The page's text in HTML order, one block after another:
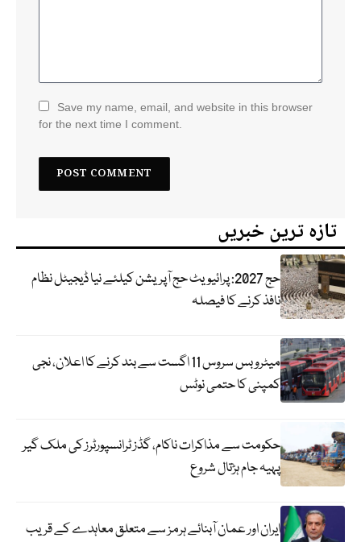
Save my name, email, and website in this browser
for the next time I comment.
تازہ ترین خبریں
حج 2027: پرائیویٹ حج آپریشن کیلئے نیا ڈیجیٹل نظام
نافذ کرنے کا فیصلہ
میٹرو بس سروس 11 اگست سے بند کرنے کا اعلان، نجی
کمپنی کا حتمی نوٹس
حکومت سے مذاکرات ناکام، گڈز ٹرانسپورٹرز کی ملک گیر
پہیہ جام ہڑتال شروع
ایران اور عمان آبنائے ہرمز سے متعلق معاہدے کے قریب